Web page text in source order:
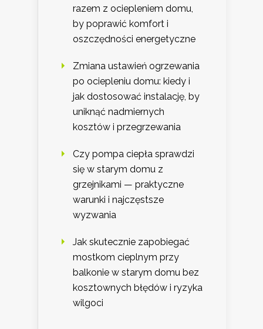
razem z ociepleniem domu,
by poprawić komfort i
oszczędności energetyczne
Zmiana ustawień ogrzewania
po ociepleniu domu: kiedy i
jak dostosować instalację, by
uniknąć nadmiernych
kosztów i przegrzewania
Czy pompa ciepła sprawdzi
się w starym domu z
grzejnikami — praktyczne
warunki i najczęstsze
wyzwania
Jak skutecznie zapobiegać
mostkom cieplnym przy
balkonie w starym domu bez
kosztownych błędów i ryzyka
wilgoci